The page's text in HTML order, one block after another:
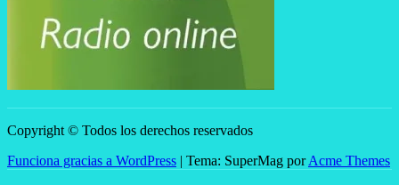
Copyright © Todos los derechos reservados
Funciona gracias a WordPress | Tema: SuperMag porAcme Themes